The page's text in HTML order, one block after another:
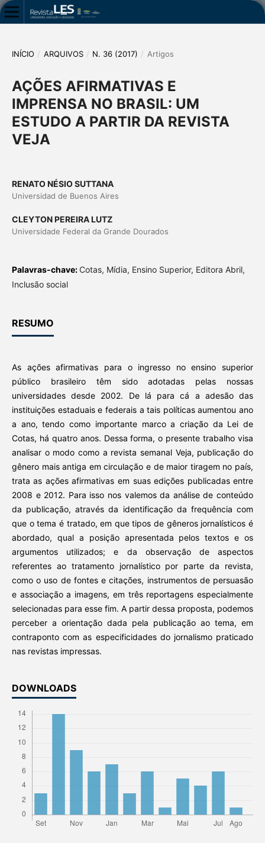
INÍCIO / ARQUIVOS / N. 36 (2017) / Artigos
AÇÕES AFIRMATIVAS E
IMPRENSA NO BRASIL: UM
ESTUDO A PARTIR DA REVISTA
VEJA
RENATO NÉSIO SUTTANA
Universidad de Buenos Aires
CLEYTON PEREIRA LUTZ
Universidade Federal da Grande Dourados
Palavras-chave: Cotas, Mídia, Ensino Superior, Editora Abril,
Inclusão social
RESUMO
As ações afirmativas para o ingresso no ensino superior
público brasileiro têm sido adotadas pelas nossas
universidades desde 2002. De lá para cá a adesão das
instituições estaduais e federais a tais políticas aumentou ano
a ano, tendo como importante marco a criação da Lei de
Cotas, há quatro anos. Dessa forma, o presente trabalho visa
analisar o modo como a revista semanal Veja, publicação do
gênero mais antiga em circulação e de maior tiragem no país,
trata as ações afirmativas em suas edições publicadas entre
2008 e 2012. Para isso nos valemos da análise de conteúdo
da publicação, através da identificação da frequência com
que o tema é tratado, em que tipos de gêneros jornalísticos é
abordado, qual a posição apresentada pelos textos e os
argumentos utilizados; e da observação de aspectos
referentes ao tratamento jornalístico por parte da revista,
como o uso de fontes e citações, instrumentos de persuasão
e associação a imagens, em três reportagens especialmente
selecionadas para esse fim. A partir dessa proposta, podemos
perceber a orientação dada pela publicação ao tema, em
contraponto com as especificidades do jornalismo praticado
nas revistas impressas.
DOWNLOADS